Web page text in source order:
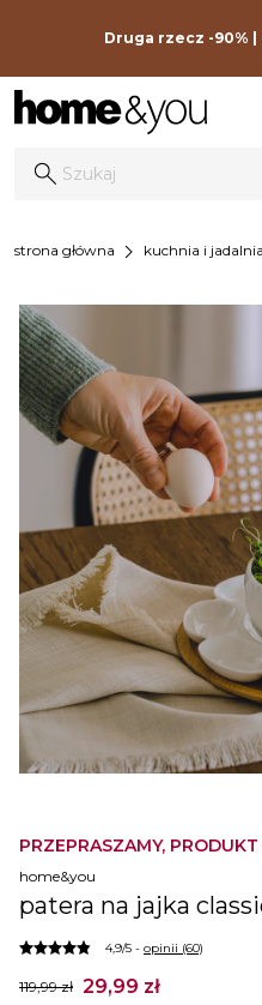
Druga rzecz -90%
strona główna chevron_right kuchnia i jadalnia
PRZEPRASZAMY,
home&you
patera na jajka
4,9/5 - opinii (60)
119,99 zł 29,99 zł